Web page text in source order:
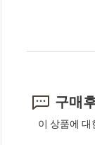
구매
이 상품에 대